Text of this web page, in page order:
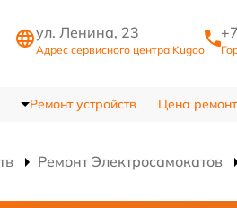
ул. Ленина, 23
Адрес сервисного центра Kugoo
Ремонт устройств Цена
Ремонт Электросамокатов